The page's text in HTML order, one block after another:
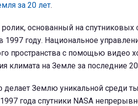
за 20 лет.
основанный на спутниковых
году. Национальное
пространства с помощью видео
климата на Земле за последние 20
делает Землю уникальной среди
года спутники NASA